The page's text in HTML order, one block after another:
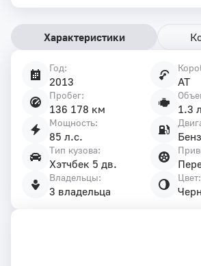
Характеристики
Год:
2013 AT
Пробег:
136 178 км 1.3 л
Мощность:
85 л.с.
Тип кузова:
Хэтчбек 5 дв.
Владельцы:
3 владельца
Цвет: